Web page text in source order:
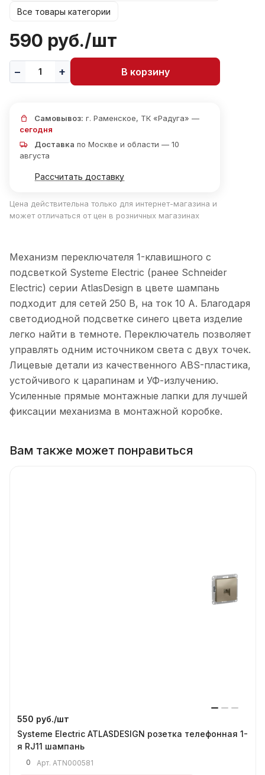
Все товары категории
590 руб./шт
В корзину
Самовывоз: г. Раменское, ТК «Радуга» —
сегодня
Доставка по Москве и области — 10
августа
Рассчитать доставку
Цена действительна только для интернет-магазина и
может отличаться от цен в розничных магазинах
Механизм переключателя 1-клавишного с
подсветкой Systeme Electric (ранее Schneider
Electric) серии AtlasDesign в цвете шампань
подходит для сетей 250 В, на ток 10 А. Благодаря
светодиодной подсветке синего цвета изделие
легко найти в темноте. Переключатель позволяет
управлять одним источником света с двух точек.
Лицевые детали из качественного ABS-пластика,
устойчивого к царапинам и УФ-излучению.
Усиленные прямые монтажные лапки для лучшей
фиксации механизма в монтажной коробке.
Вам также может понравиться
550 руб./шт
Systeme Electric ATLASDESIGN розетка телефонная 1-
я RJ11 шампань
0 Арт. ATN000581